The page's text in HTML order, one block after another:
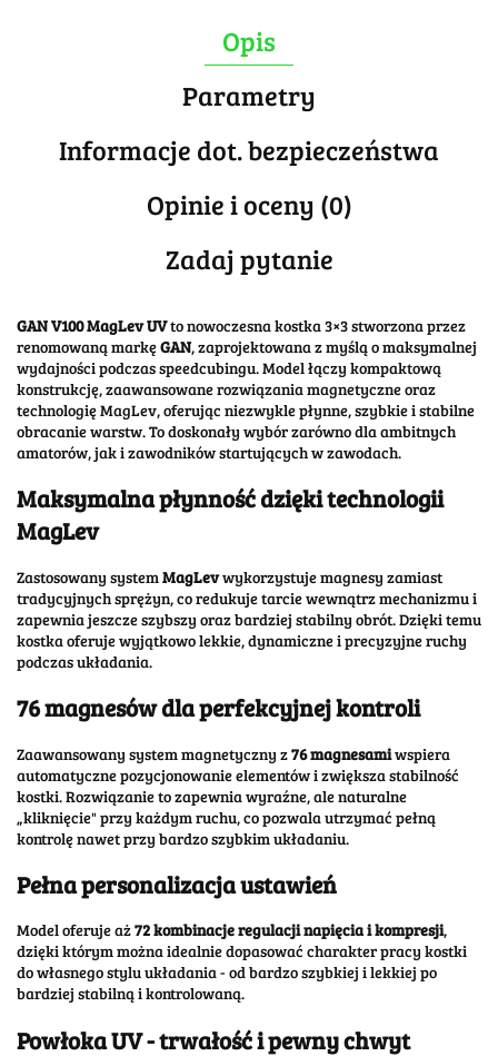
Opis
Parametry
Informacje dot. bezpieczeństwa
Opinie i oceny (0)
Zadaj pytanie
GAN V100 MagLev UVtonowoczesnakostka3×3stworzonaprzez
renomowanąmarkęGAN,zaprojektowanazmyśląomaksymalnej
wydajnościpodczasspeedcubingu.Modelłączy kompaktową
konstrukcję,zaawansowanerozwiązaniamagnetyczneoraz
technologięMagLev,oferując niezwyklepłynne,szybkieistabilne
obracaniewarstw.Todoskonały wybórzarównodlaambitnych
amatorów,jakizawodnikówstartującychwzawodach.
Maksymalnapłynnośćdziękitechnologii
MagLev
Zastosowany systemMagLevwykorzystujemagnesy zamiast
tradycyjnychsprężyn,coredukujetarciewewnątrzmechanizmui
zapewnia jeszczeszybszy orazbardziej stabilny obrót.Dziękitemu
kostka oferujewyjątkowolekkie,dynamiczneiprecyzyjneruchy
podczasukładania.
76magnesówdlaperfekcyjnejkontroli
Zaawansowany systemmagnetyczny z76magnesamiwspiera
automatycznepozycjonowanieelementówizwiększa stabilność
kostki.Rozwiązanietozapewnia wyraźne,alenaturalne
„kliknięcie" przy każdymruchu,copozwala utrzymać pełną
kontrolęnawetprzy bardzoszybkimukładaniu.
Pełnapersonalizacjaustawień
Modeloferujeaż72kombinacjeregulacjinapięciaikompresji,
dziękiktórymmożnaidealniedopasować charakterpracy kostki
dowłasnegostyluukładania - odbardzoszybkiej ilekkiej po
bardziej stabilnąikontrolowaną.
PowłokaUV -trwałośćipewnychwyt